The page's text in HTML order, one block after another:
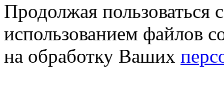
Продолжая пользоваться
использованием файлов
на обработку Ваших